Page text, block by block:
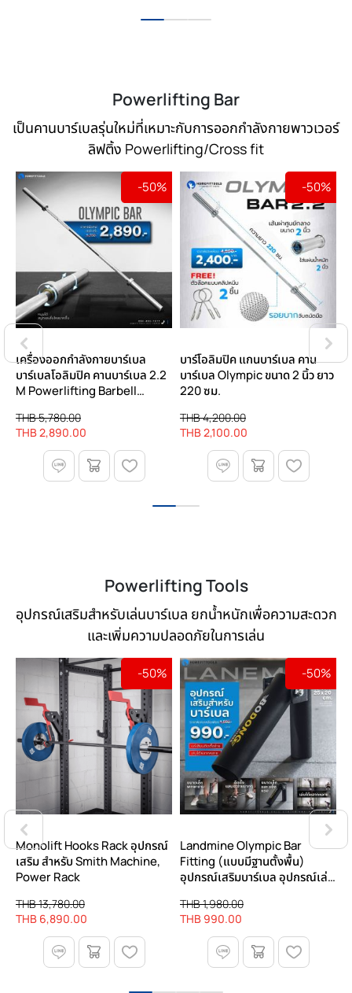
Powerlifting Bar
เป็นคานบาร์เบลรุ่นใหม่ที่เหมาะกับการออกกำลังกายพาวเวอร์
ลิฟติ้ง Powerlifting/Cross fit
-50%
เครื่องออกกำลังกายบาร์เบล
บาร์เบลโอลิมปิค คานบาร์เบล 2.2
M Powerlifting Barbell
THB 2,890.00
THB 5,780.00
-50%
บาร์โอลิมปิค แกนบาร์เบล คาน
บาร์เบล Olympic ขนาด 2 นิ้ว ยาว
220 ซม.
THB 2,100.00
THB 4,200.00
Powerlifting Tools
อุปกรณ์เสริมสำหรับเล่นบาร์เบล ยกน้ำหนักเพื่อความสะดวก
และเพิ่มความปลอดภัยในการเล่น
-50%
Monolift Hooks Rack อุปกรณ์
เสริม สำหรับ Smith Machine,
Power Rack
THB 6,890.00
THB 13,780.00
-50%
Landmine Olympic Bar
Fitting (แบบมีฐานตั้งพื้น)
อุปกรณ์เสริมบาร์เบล อุปกรณ์เล่น
- Homefittools X Body
Strong Fitness
THB 990.00
THB 1,980.00